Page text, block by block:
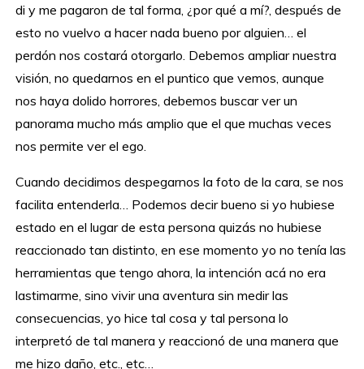
di y me pagaron de tal forma, ¿por qué a mí?, después de
esto no vuelvo a hacer nada bueno por alguien… el
perdón nos costará otorgarlo. Debemos ampliar nuestra
visión, no quedarnos en el puntico que vemos, aunque
nos haya dolido horrores, debemos buscar ver un
panorama mucho más amplio que el que muchas veces
nos permite ver el ego.
Cuando decidimos despegarnos la foto de la cara, se nos
facilita entenderla… Podemos decir bueno si yo hubiese
estado en el lugar de esta persona quizás no hubiese
reaccionado tan distinto, en ese momento yo no tenía las
herramientas que tengo ahora, la intención acá no era
lastimarme, sino vivir una aventura sin medir las
consecuencias, yo hice tal cosa y tal persona lo
interpretó de tal manera y reaccionó de una manera que
me hizo daño, etc., etc…